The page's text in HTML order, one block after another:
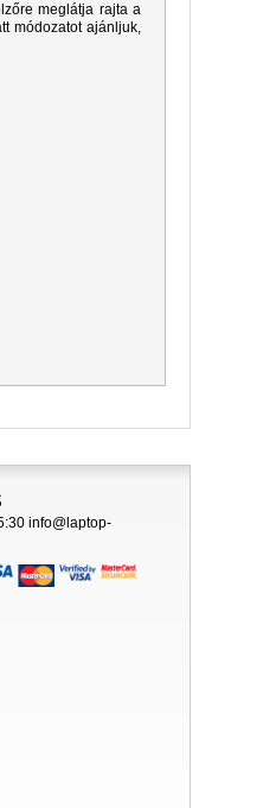
meglátja rajta a
módozatot ajánljuk,
info@laptop-